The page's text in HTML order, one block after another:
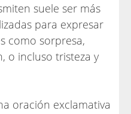
suele ser más
para expresar
como sorpresa,
o incluso tristeza y
oración exclamativa